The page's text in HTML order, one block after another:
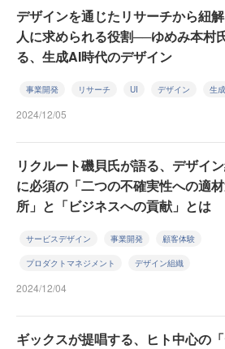
デザインを通じたリサーチから紐解
人に求められる役割──ゆめみ本村
る、生成AI時代のデザイン
事業開発 リサーチ UI デザイン 生
2024/12/05
リクルート磯貝氏が語る、デザイ
に必須の「二つの不確実性への適
所」と「ビジネスへの貢献」とは
サービスデザイン 事業開発 顧客体験
プロダクトマネジメント デザイン組織
2024/12/04
ギックスが提唱する、ヒト中心の